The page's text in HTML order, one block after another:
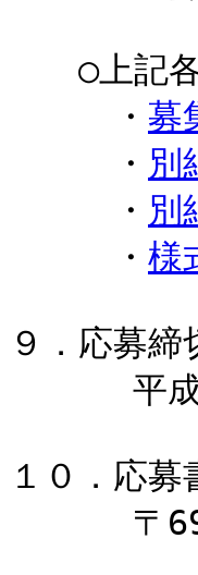
○上記各
・ 募
・ 別
・ 別
・ 様
９．応募締
１０．応